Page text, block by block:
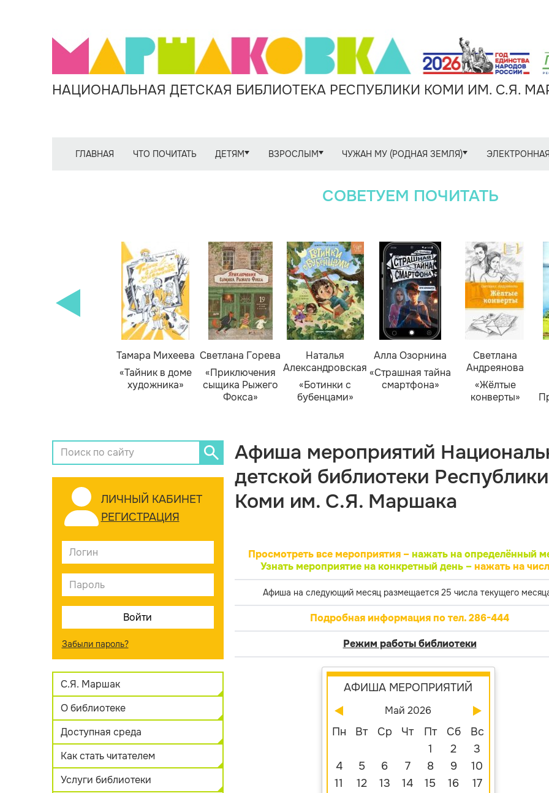
НАЦИОНАЛЬНАЯ ДЕТСКАЯ БИБЛИОТЕКА РЕСПУБЛИКИ КОМИ ИМ. С.Я.
ГЛАВНАЯ ЧТО ПОЧИТАТЬ ДЕТЯМ ВЗРОСЛЫМ ЧУЖАН МУ (РОДНАЯ ЗЕМЛЯ)
СОВЕТУЕМ ПОЧИТАТЬ
Тамара Михеева
«Тайник в доме
художника»
Светлана Горева
«Приключения
сыщика Рыжего
Фокса»
Наталья
Александровская
«Ботинки с
бубенцами»
Алла Озорнина
«Страшная тайна
смартфона»
Светлана
Андреянова
«Жёлтые
конверты»
ЛИЧНЫЙ КАБИНЕТ
РЕГИСТРАЦИЯ
Забыли пароль?
С.Я. Маршак
О библиотеке
Доступная среда
Как стать читателем
Услуги библиотеки
Афиша мероприятий
детской библиотеки Республики
Коми им. С.Я. Маршака
Просмотреть все мероприятия – нажать на определённый
Узнать мероприятие на конкретный день –нажать на
Афиша на следующий месяц размещается 25 числа текущего
Подробная информация по тел. 286-444
Режим работы библиотеки
АФИША МЕРОПРИЯТИЙ
Май 2026
Пн Вт Ср Чт Пт Сб
Вс
1
2
3
4
5 6 7 8 9
10
11
12 13 14 15 16
17